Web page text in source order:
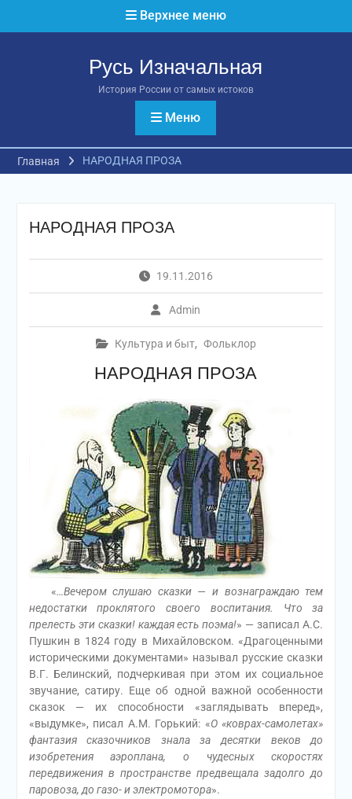
Верхнее меню
Русь Изначальная
История России от самых истоков
Меню
Главная НАРОДНАЯ ПРОЗА
НАРОДНАЯ ПРОЗА
19.11.2016
Admin
Культура и быт, Фольклор
НАРОДНАЯ ПРОЗА
«…Вечером слушаю сказки — и вознаграждаю тем
недостатки проклятого своего воспитания. Что за
прелесть эти сказки! каждая есть поэма!» — записал А.С.
Пушкин в 1824 году в Михайловском. «Драгоценными
историческими документами» называл русские сказки
В.Г. Белинский, подчеркивая при этом их социальное
звучание, сатиру. Еще об одной важной особенности
сказок — их способности «заглядывать вперед»,
«выдумке», писал А.М. Горький: «О «коврах-самолетах»
фантазия сказочников знала за десятки веков до
изобретения аэроплана, о чудесных скоростях
передвижения в пространстве предвещала задолго до
паровоза, до газо- и электромотора».